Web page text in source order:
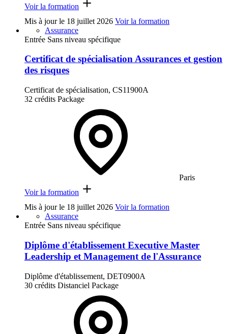
Voir la formation
Mis à jour le 18 juillet 2026 Voir la formation
Assurance
Entrée Sans niveau spécifique
Certificat de spécialisation Assurances et gestion
des risques
Certificat de spécialisation, CS11900A
32 crédits Package
Paris
Voir la formation
Mis à jour le 18 juillet 2026 Voir la formation
Assurance
Entrée Sans niveau spécifique
Diplôme d'établissement Executive Master
Leadership et Management de l'Assurance
Diplôme d'établissement, DET0900A
30 crédits Distanciel Package